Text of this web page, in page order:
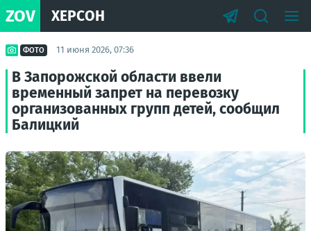
ZOV ХЕРСОН
ФОТО 11 июня 2026, 07:36
В Запорожской области ввели
временный запрет на перевозку
организованных групп детей, сообщил
Балицкий